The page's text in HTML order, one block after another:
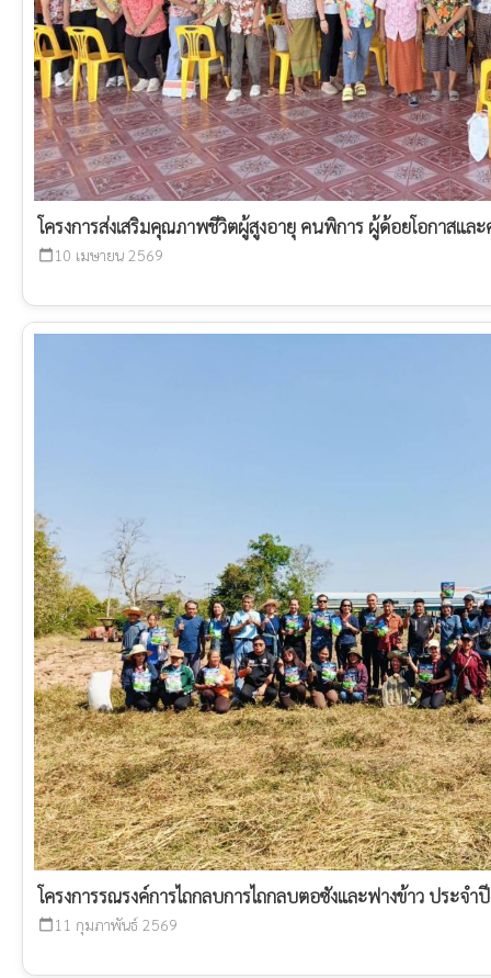
โครงการส่งเสริมคุณภาพชีวิตผู้สูงอายุ คนพิการ ผู้ด้อยโอกาสแล
calendar_today 10 เมษายน 2569
โครงการรณรงค์การไถกลบการไถกลบตอซังและฟางข้าว ประจ
calendar_today 11 กุมภาพันธ์ 2569